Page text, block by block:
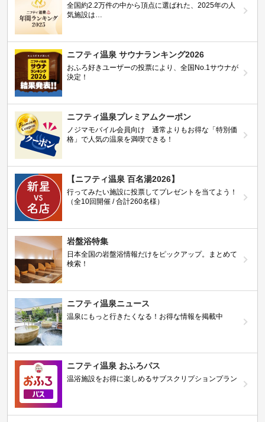
全国約2.2万件の中から頂点に選ばれた、2025年の人
気施設は…
ニフティ温泉 サウナランキング2026
おふろ好きユーザーの投票により、全国No.1サウナが
決定！
ニフティ温泉プレミアムクーポン
ノジマモバイル会員向け 通常よりもお得な「特別価
格」で人気の温泉を満喫できる！
【ニフティ温泉 百名湯2026】
行ってみたい施設に投票してプレゼントを当てよう！
（全10回開催 / 合計260名様）
岩盤浴特集
日本全国の岩盤浴情報だけをピックアップ。まとめて
検索！
ニフティ温泉ニュース
温泉にもっと行きたくなる！お得な情報を掲載中
ニフティ温泉 おふろパス
温浴施設をお得に楽しめるサブスクリプションプラン